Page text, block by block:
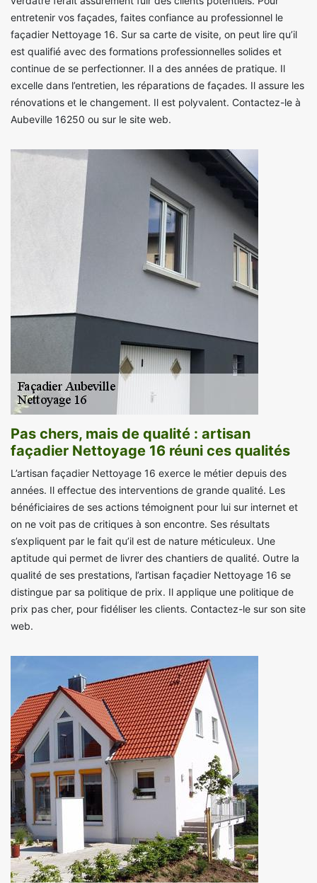
entretenir vos façades, faites confiance au professionnel le
façadier Nettoyage 16. Sur sa carte de visite, on peut lire qu’il
est qualifié avec des formations professionnelles solides et
continue de se perfectionner. Il a des années de pratique. Il
excelle dans l’entretien, les réparations de façades. Il assure les
rénovations et le changement. Il est polyvalent. Contactez-le à
Aubeville 16250 ou sur le site web.
Pas chers, mais de qualité : artisan
façadier Nettoyage 16 réuni ces qualités
L’artisan façadier Nettoyage 16 exerce le métier depuis des
années. Il effectue des interventions de grande qualité. Les
bénéficiaires de ses actions témoignent pour lui sur internet et
on ne voit pas de critiques à son encontre. Ses résultats
s’expliquent par le fait qu’il est de nature méticuleux. Une
aptitude qui permet de livrer des chantiers de qualité. Outre la
qualité de ses prestations, l’artisan façadier Nettoyage 16 se
distingue par sa politique de prix. Il applique une politique de
prix pas cher, pour fidéliser les clients. Contactez-le sur son site
web.